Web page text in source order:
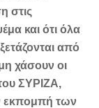
στις
και ότι όλα
από
χάσουν οι
ΣΥΡΙΖΑ,
εκπομπή των